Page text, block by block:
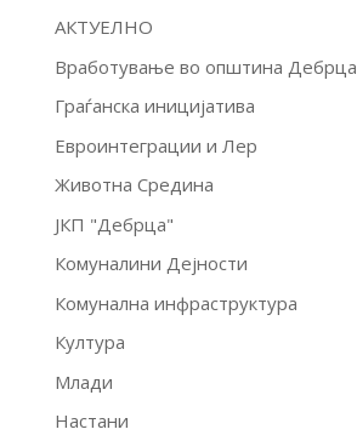
АКТУЕЛНО
Вработување во општина Дебрца
Граѓанска иницијатива
Евроинтеграции и Лер
Животна Средина
ЈКП "Дебрца"
Комуналини Дејности
Комунална инфраструктура
Култура
Млади
Настани